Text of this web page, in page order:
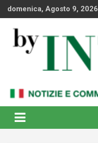
Skipdomenica, Agosto 9, 2026
By Internews
internazionale